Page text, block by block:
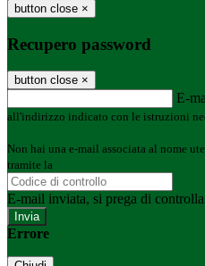
button close ×
Recupero password
button close ×
E-
all'indirizzo indicato con le istruzioni
Non hai una e-mail associata al nome
tramite la
E-mail inviata, si prega di
Errore